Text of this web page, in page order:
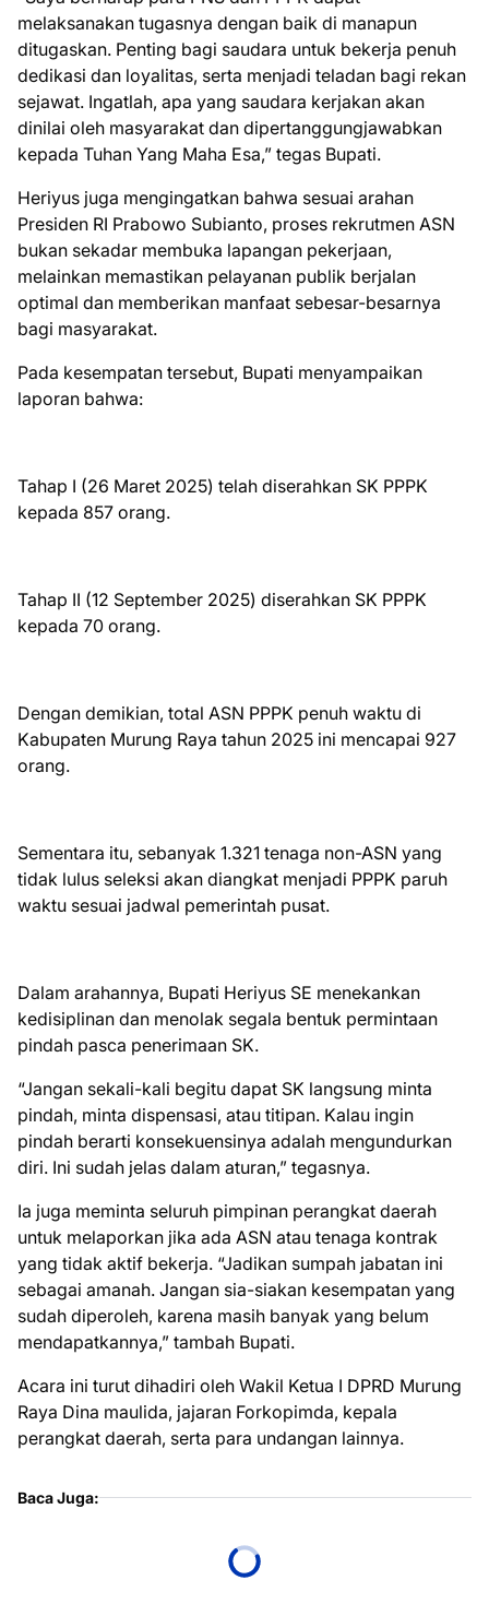
melaksanakan tugasnya dengan baik di manapun
ditugaskan. Penting bagi saudara untuk bekerja penuh
dedikasi dan loyalitas, serta menjadi teladan bagi rekan
sejawat. Ingatlah, apa yang saudara kerjakan akan
dinilai oleh masyarakat dan dipertanggungjawabkan
kepada Tuhan Yang Maha Esa,” tegas Bupati.
Heriyus juga mengingatkan bahwa sesuai arahan
Presiden RI Prabowo Subianto, proses rekrutmen ASN
bukan sekadar membuka lapangan pekerjaan,
melainkan memastikan pelayanan publik berjalan
optimal dan memberikan manfaat sebesar-besarnya
bagi masyarakat.
Pada kesempatan tersebut, Bupati menyampaikan
laporan bahwa:
Tahap I (26 Maret 2025) telah diserahkan SK PPPK
kepada 857 orang.
Tahap II (12 September 2025) diserahkan SK PPPK
kepada 70 orang.
Dengan demikian, total ASN PPPK penuh waktu di
Kabupaten Murung Raya tahun 2025 ini mencapai 927
orang.
Sementara itu, sebanyak 1.321 tenaga non-ASN yang
tidak lulus seleksi akan diangkat menjadi PPPK paruh
waktu sesuai jadwal pemerintah pusat.
Dalam arahannya, Bupati Heriyus SE menekankan
kedisiplinan dan menolak segala bentuk permintaan
pindah pasca penerimaan SK.
“Jangan sekali-kali begitu dapat SK langsung minta
pindah, minta dispensasi, atau titipan. Kalau ingin
pindah berarti konsekuensinya adalah mengundurkan
diri. Ini sudah jelas dalam aturan,” tegasnya.
Ia juga meminta seluruh pimpinan perangkat daerah
untuk melaporkan jika ada ASN atau tenaga kontrak
yang tidak aktif bekerja. “Jadikan sumpah jabatan ini
sebagai amanah. Jangan sia-siakan kesempatan yang
sudah diperoleh, karena masih banyak yang belum
mendapatkannya,” tambah Bupati.
Acara ini turut dihadiri oleh Wakil Ketua I DPRD Murung
Raya Dina maulida, jajaran Forkopimda, kepala
perangkat daerah, serta para undangan lainnya.
Baca Juga: